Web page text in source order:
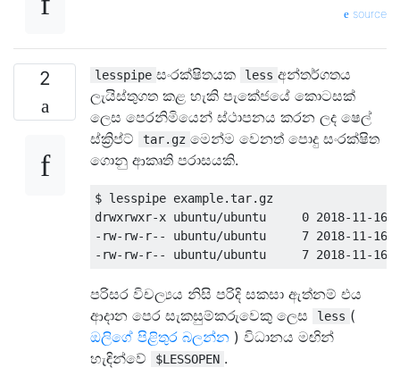
source
2 lesspipe සංරක්ෂිතයක less අන්තර්ගතය
ලැයිස්තුගත කළ හැකි පැකේජයේ කොටසක්
ලෙස පෙරනිමියෙන් ස්ථාපනය කරන ලද ෂෙල්
ස්ක්‍රිප්ට්
tar.gz මෙන්ම වෙනත් පොදු සංරක්ෂිත
ගොනු ආකෘති පරාසයකි.
$ lesspipe example.tar.gz
drwxrwxr-x ubuntu/ubuntu     0 2018-11-16
-rw-rw-r-- ubuntu/ubuntu     7 2018-11-16
පරිසර විචල්‍යය නිසි පරිදි සකසා ඇත්නම් එය
ආදාන පෙර සැකසුම්කරුවෙකු ලෙස
less (
ඔලිගේ පිළිතුර බලන්න ) විධානය මඟින්
හැඳින්වේ
$LESSOPEN .